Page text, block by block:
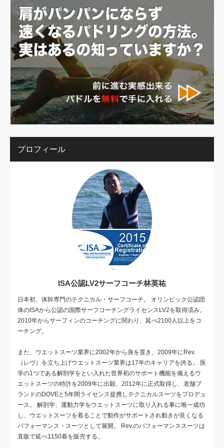
プロフィール
ISA公認LV2サーフコーチ林英祐
日本初、体幹専門のテクニカル・サーフコーチ。 オリンピック公認団
体のISAから公認の国際サーフコーチングライセンスLV2を取得済み。
2010年からサーフィンのコーチングに関わり、延べ2100人以上をコ
ーチング。
また、ウエットスーツ業界に2002年から身を置き、2009年にRev.
（レヴ）を立ち上げウエットスーツ業界は17年のキャリアを誇る。 医
学の1つである解剖学をとい入れた世界初のサポート機能を備えるウ
エットスーツの特許を2009年に出願、2012年に正式取得し、老舗ブ
ランドのDOVEと5年間ライセンス提携しテクニカルスーツをプロデュ
ース。 解剖学、運動力学をウエットスーツに取り入れる事に唯一成功
し、ウエットスーツを着ることで動作がサポートされ動きが良くなる
パフォーマンス・スーツとして展開。 Rev.のパフォーマンススーツは
直販で延べ1150着を販売する。